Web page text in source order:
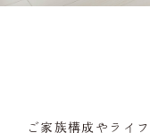
ご家族構成やライ